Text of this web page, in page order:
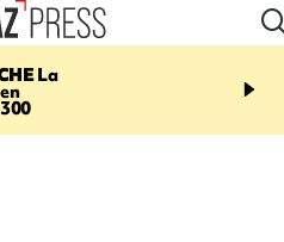
La
08:37
braderie de l'océan